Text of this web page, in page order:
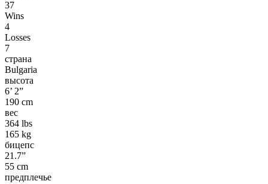
37
Wins
4
Losses
7
страна
Bulgaria
высота
6’ 2”
190 cm
вес
364 lbs
165 kg
бицепс
21.7”
55 cm
предплечье